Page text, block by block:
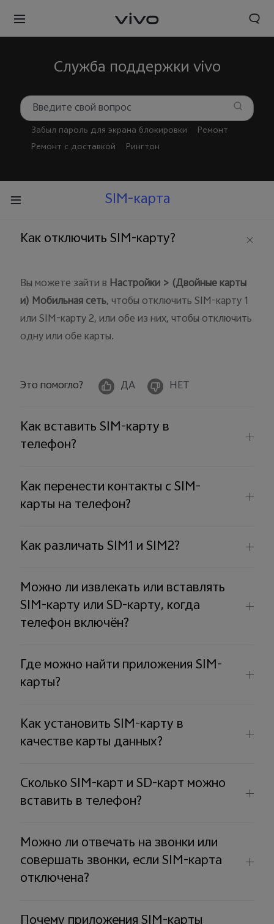
Россия | Выберите страну/регион
Служба поддержки vivo
Забыл пароль для экрана блокировки
Ремонт
Ремонт с доставкой
Рингтон
SIM-карта
Как отключить SIM-карту?
Вы можете зайти в Настройки > (Двойные карты
и) Мобильная сеть, чтобы отключить SIM-карту 1
или SIM-карту 2, или обе из них, чтобы отключить
одну или обе карты.
Это помогло? ДА НЕТ
Как вставить SIM-карту в
телефон?
Как перенести контакты с SIM-
карты на телефон?
Как различать SIM1 и SIM2?
Можно ли извлекать или вставлять
SIM-карту или SD-карту, когда
телефон включён?
Где можно найти приложения SIM-
карты?
Как установить SIM-карту в
качестве карты данных?
Сколько SIM-карт и SD-карт можно
вставить в телефон?
Можно ли отвечать на звонки или
совершать звонки, если SIM-карта
отключена?